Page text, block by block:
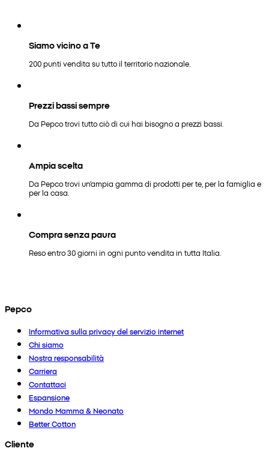
Siamo vicino a Te
200 punti vendita su tutto il territorio nazionale.
Prezzi bassi sempre
Da Pepco trovi tutto ciò di cui hai bisogno a prezzi bassi.
Ampia scelta
Da Pepco trovi un'ampia gamma di prodotti per te, per la famiglia e
per la casa.
Compra senza paura
Reso entro 30 giorni in ogni punto vendita in tutta Italia.
Pepco
Informativa sulla privacy del servizio internet
Chi siamo
Nostra responsabilità
Carriera
Contattaci
Espansione
Mondo Mamma & Neonato
Better Cotton
Cliente